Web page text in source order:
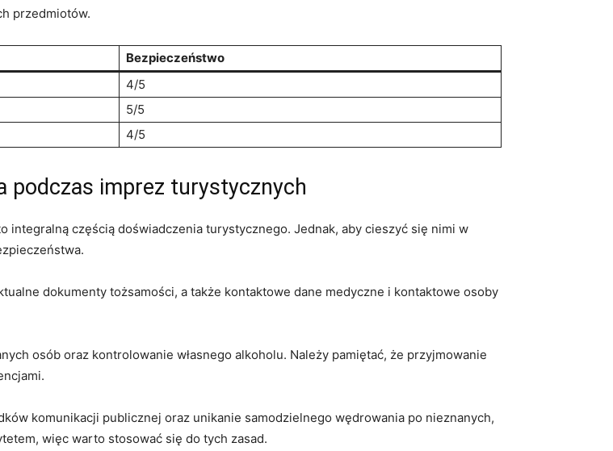
przedmiotów.
Bezpieczeństwo
4/5
5/5
4/5
podczas imprez turystycznych
integralną częścią doświadczenia turystycznego. Jednak, aby ‌cieszyć się⁢ nimi w
dokumenty ⁢tożsamości, ​a także ‍kontaktowe‍ dane medyczne ⁣i ‌kontaktowe osoby
osób‌ oraz kontrolowanie własnego ⁤alkoholu. Należy pamiętać, że przyjmowanie
komunikacji‌ publicznej oraz‍ unikanie⁣ samodzielnego wędrowania po​ nieznanych,
więc​ warto stosować się do tych zasad.